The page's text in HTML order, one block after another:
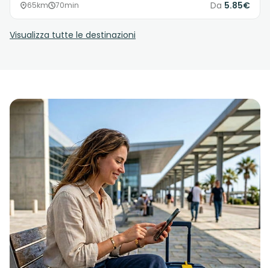
65km 70min Da 5.85€
Visualizza tutte le destinazioni